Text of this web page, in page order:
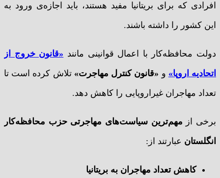
افرادی که برای بریتانیا مفید هستند، باید اجازه‌ی ورود به
این کشور را داشته باشند.
دولت محافظه‌کار با اعمال قوانینی مانند «قانون خروج از
اتحادیه اروپا» و «قانون کنترل مهاجرت» تلاش کرده است تا
تعداد مهاجران غیراروپایی را کاهش دهد.
برخی از مهم‌ترین سیاست‌های مهاجرتی حزب محافظه‌کار
انگلستان عبارتند از:
کاهش تعداد مهاجران به بریتانیا